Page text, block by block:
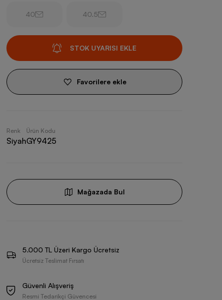
40 40.5
STOK UYARISI EKLE
Favorilere ekle
Renk
Siyah
Ürün Kodu
GY9425
Mağazada Bul
5.000 TL Üzeri Kargo Ücretsiz
Ücretsiz Teslimat Fırsatı
Güvenli Alışveriş
Resmi Tedarikçi Güvencesi